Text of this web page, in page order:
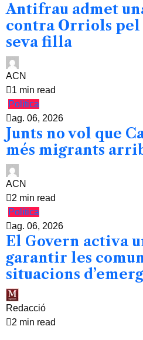
Antifrau admet
contra Orriols pel
seva filla
ACN
1 min read
Política
ag. 06, 2026
Junts no vol que
més migrants
ACN
2 min read
Política
ag. 06, 2026
El Govern activa
garantir les
situacions
Redacció
2 min read